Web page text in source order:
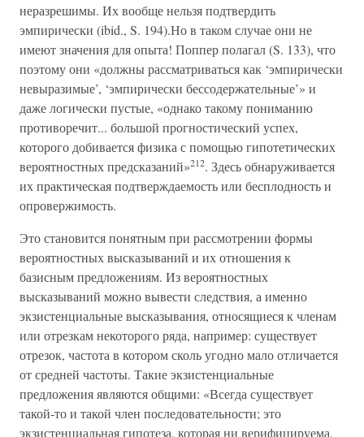
неразрешимы. Их вообще нельзя подтвердить
эмпирически (ibid., S. 194).Но в таком случае они не
имеют значения для опыта! Поппер полагал (S. 133), что
поэтому они «должны рассматриваться как ‘эмпирически
невыразимые’, ‘эмпирически бессодержательные’» и
даже логически пустые, «однако такому пониманию
противоречит... большой прогностический успех,
которого добивается физика с помощью гипотетических
вероятностных предсказаний»212. Здесь обнаруживается
их практическая подтверждаемость или бесплодность и
опровержимость.
Это становится понятным при рассмотрении формы
вероятностных высказываний и их отношения к
базисным предложениям. Из вероятностных
высказываний можно вывести следствия, а именно
экзистенциальные высказывания, относящиеся к членам
или отрезкам некоторого ряда, например: существует
отрезок, частота в котором сколь угодно мало отличается
от средней частоты. Такие экзистенциальные
предложения являются общими: «Всегда существует
такой-то и такой член последовательности; это
экзистенциальная гипотеза, которая ни верифицируема,